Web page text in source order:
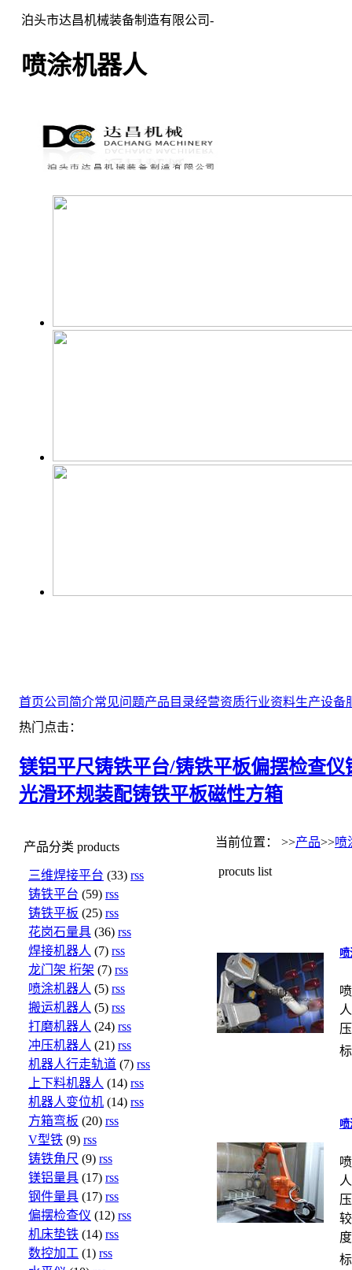
泊头市达昌机械装备制造有限公司-
喷涂机器人
首页公司简介常见问题产品目录经营资质行业资料生产设备
热门点击：
镁铝平尺铸铁平台/铸铁平板偏摆检查仪
光滑环规装配铸铁平板磁性方箱
产品分类 products
三维焊接平台 (33) rss
铸铁平台 (59) rss
铸铁平板 (25) rss
花岗石量具 (36) rss
焊接机器人 (7) rss
龙门架 桁架 (7) rss
喷涂机器人 (5) rss
搬运机器人 (5) rss
打磨机器人 (24) rss
冲压机器人 (21) rss
机器人行走轨道 (7) rss
上下料机器人 (14) rss
机器人变位机 (14) rss
方箱弯板 (20) rss
V型铁 (9) rss
铸铁角尺 (9) rss
镁铝量具 (17) rss
钢件量具 (17) rss
偏摆检查仪 (12) rss
机床垫铁 (14) rss
数控加工 (1) rss
当前位置： >>产品>>喷
procuts list